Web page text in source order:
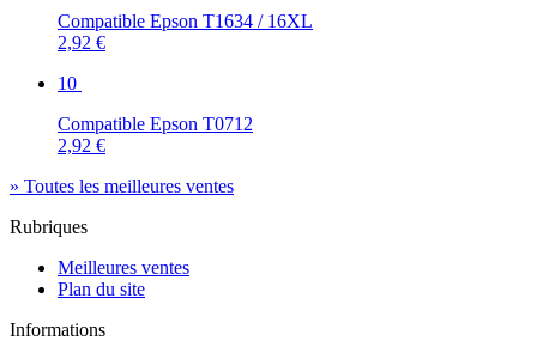
Compatible Epson T1634 / 16XL
2,92 €
10
Compatible Epson T0712
2,92 €
» Toutes les meilleures ventes
Rubriques
Meilleures ventes
Plan du site
Informations